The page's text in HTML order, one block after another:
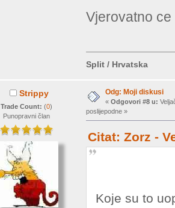
Vjerovatno
Split / Hrvatska
Strippy
Trade Count: (0)
Punopravni član
Odg: Moji diskusi
« Odgovori #8 u:
poslijepodne »
Citat: Zorz -
Koje su to